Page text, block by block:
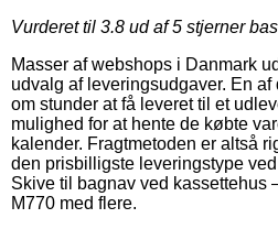
Vurderet til 3.8 ud af 5 stjerner
Masser af webshops i Danmark
udvalg af leveringsudgaver. En
om stunder at få leveret til et
mulighed for at hente de købte
kalender. Fragtmetoden er altså
den prisbilligste leveringstype
Skive til bagnav ved kassettehus
M770 med flere.